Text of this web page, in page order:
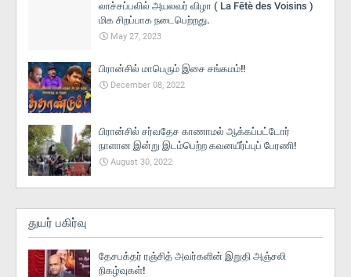
லாச்சப்பலில் அயலவர் விழா ( La Fētè des Voisins )
மிக சிறப்பாக நடைபெற்றது.
May 27, 2023
பிரான்சில் மாபெரும் இசை சங்கமம்!!
December 08, 2022
பிரான்சில் சர்வதேச காணாமல் ஆக்கப்பட்டோர்
நாளான இன்று இடம்பெற்ற கவனயீர்ப்புப் பேரணி!
August 30, 2022
துயர் பகிர்வு
தேசபக்தர் ரஞ்சித் அவர்களின் இறுதி அஞ்சலி
நிகழ்வுகள்!